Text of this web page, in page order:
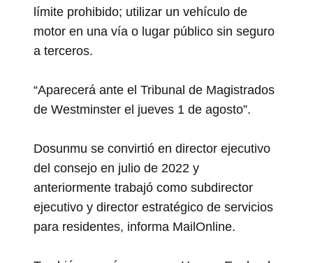
límite prohibido; utilizar un vehículo de
motor en una vía o lugar público sin seguro
a terceros.
“Aparecerá ante el Tribunal de Magistrados
de Westminster el jueves 1 de agosto”.
Dosunmu se convirtió en director ejecutivo
del consejo en julio de 2022 y
anteriormente trabajó como subdirector
ejecutivo y director estratégico de servicios
para residentes, informa MailOnline.